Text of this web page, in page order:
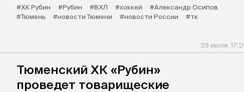
#ХК Рубин #Рубин #ВХЛ #хоккей
#Александр Осипов
#Тюмень
#новости Тюмени #новости России #тк
29 июля,
Тюменский ХК «Рубин»
проведет товарищеские